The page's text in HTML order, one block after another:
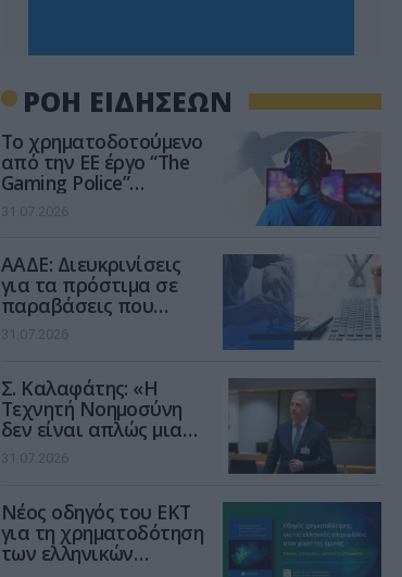
ΡΟΗ ΕΙΔΗΣΕΩΝ
Το χρηματοδοτούμενο
από την ΕΕ έργο “The
Gaming Police”
ενισχύει την ασφάλεια
των παιδιών στο
31.07.2026
ΑΑΔΕ: Διευκρινίσεις
για τα πρόστιμα σε
παραβάσεις που
αφορούν τους ΦΗΜ
31.07.2026
Σ. Καλαφάτης: «Η
Τεχνητή Νοημοσύνη
δεν είναι απλώς μια
νέα τεχνολογία, είναι
μια νέα βιομηχανική
31.07.2026
Νέος οδηγός του ΕΚΤ
για τη χρηματοδότηση
των ελληνικών